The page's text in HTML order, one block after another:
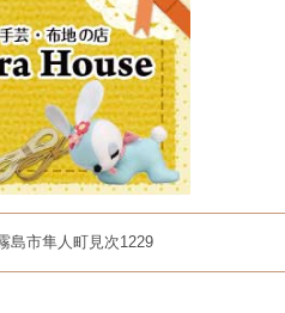
島市隼人町見次1229